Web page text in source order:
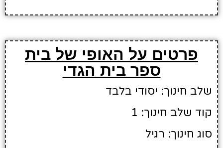
פרטים על האופי של בית
ספר בית הגדי
שלב חינוך: יסודי בלבד
קוד שלב חינוך: 1
סוג חינוך: רגיל